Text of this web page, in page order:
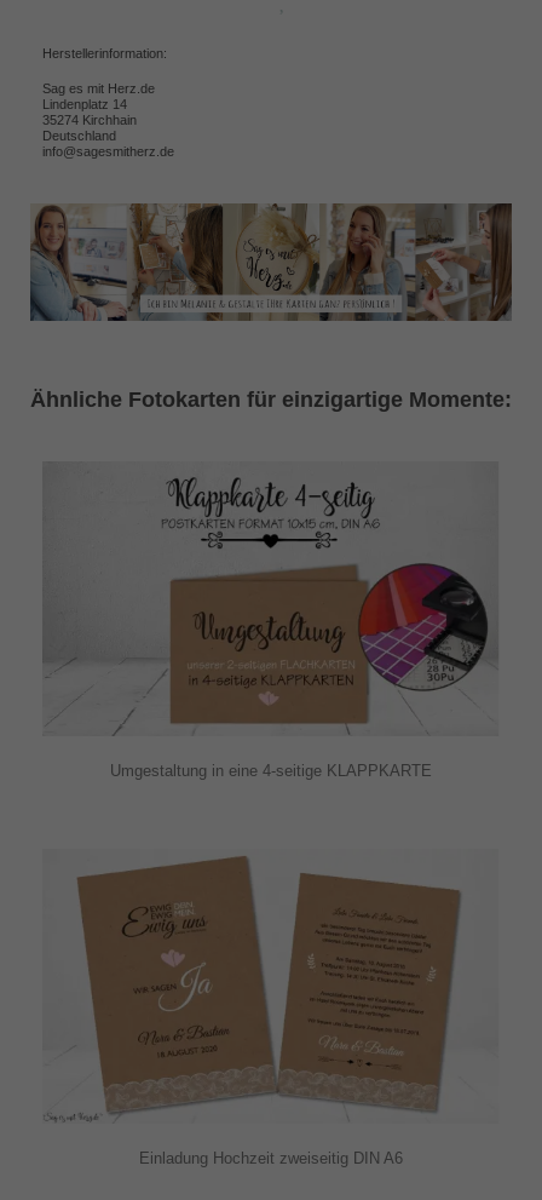
Herstellerinformation:
Sag es mit Herz.de
Lindenplatz 14
35274 Kirchhain
Deutschland
info@sagesmitherz.de
Ähnliche Fotokarten für einzigartige Momente:
Umgestaltung in eine 4-seitige KLAPPKARTE
Einladung Hochzeit zweiseitig DIN A6